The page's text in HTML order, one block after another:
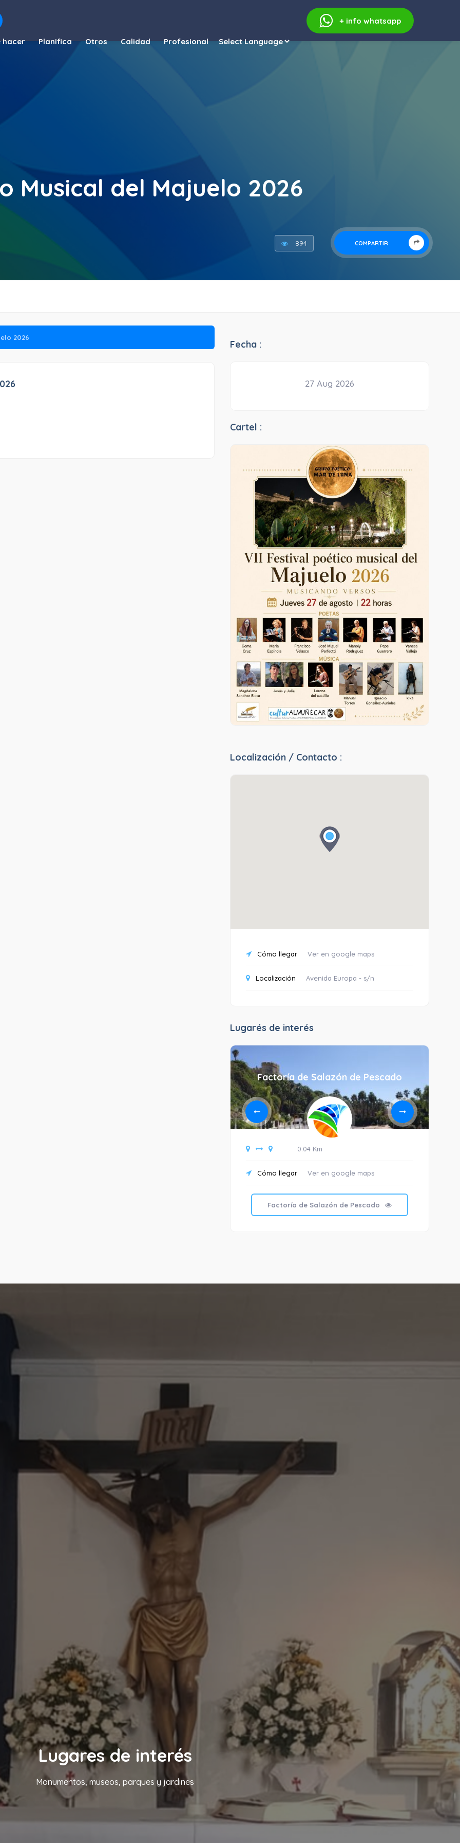
+ info whatsapp
hacer Planifica Otros Calidad Profesional
Musical del Majuelo 2026
COMPARTIR
894
2026
Fecha :
27 Aug 2026
Cartel :
Localización / Contacto :
Cómo llegar Ver en google maps
Localización Avenida Europa - s/n
Lugarés de interés
Factoría de Salazón de Pescado
0.04 Km
Cómo llegar Ver en google maps
Factoría de Salazón de Pescado
Lugares de interés
Monumentos, museos, parques y jardines